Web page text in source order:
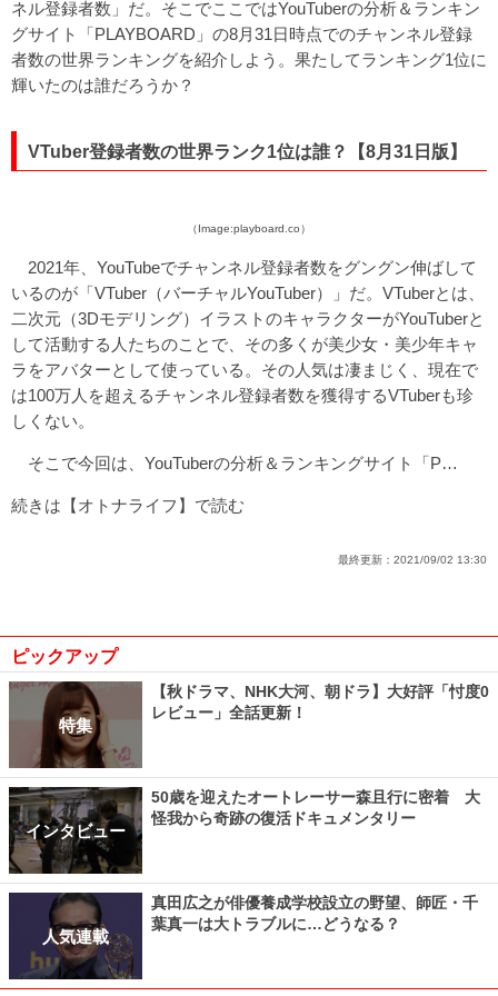
ネル登録者数」だ。そこでここではYouTuberの分析＆ランキン
グサイト「PLAYBOARD」の8月31日時点でのチャンネル登録
者数の世界ランキングを紹介しよう。果たしてランキング1位に
輝いたのは誰だろうか？
VTuber登録者数の世界ランク1位は誰？【8月31日版】
（Image:playboard.co）
2021年、YouTubeでチャンネル登録者数をグングン伸ばして
いるのが「VTuber（バーチャルYouTuber）」だ。VTuberとは、
二次元（3Dモデリング）イラストのキャラクターがYouTuberと
して活動する人たちのことで、その多くが美少女・美少年キャ
ラをアバターとして使っている。その人気は凄まじく、現在で
は100万人を超えるチャンネル登録者数を獲得するVTuberも珍
しくない。
そこで今回は、YouTuberの分析＆ランキングサイト「P…
続きは【オトナライフ】で読む
最終更新： 2021/09/02 13:30
ピックアップ
特集
【秋ドラマ、NHK大河、朝ドラ】大好評「忖度0
レビュー」全話更新！
インタビュー
50歳を迎えたオートレーサー森且行に密着 大
怪我から奇跡の復活ドキュメンタリー
人気連載
真田広之が俳優養成学校設立の野望、師匠・千
葉真一は大トラブルに…どうなる？